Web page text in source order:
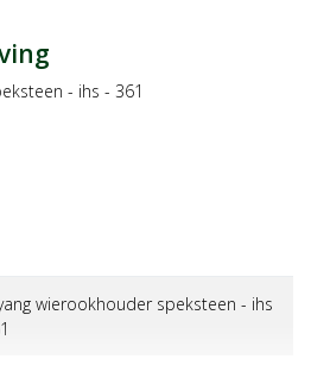
- ihs - 361
wierookhouder speksteen - ihs